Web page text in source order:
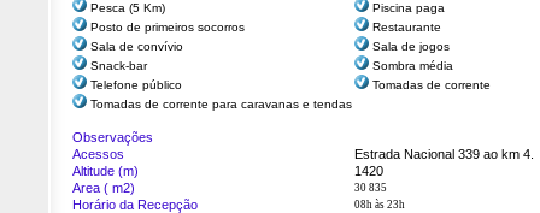
Pesca (5 Km)
Piscina paga
Posto de primeiros socorros
Restaurante
Sala de convívio
Sala de jogos
Snack-bar
Sombra média
Telefone público
Tomadas de corrente
Tomadas de corrente para caravanas e tendas
Observações
Acessos
Estrada Nacional 339 ao km 4.
Altitude (m)
1420
Area ( m2)
30 835
Horário da Recepção 08h às 23h